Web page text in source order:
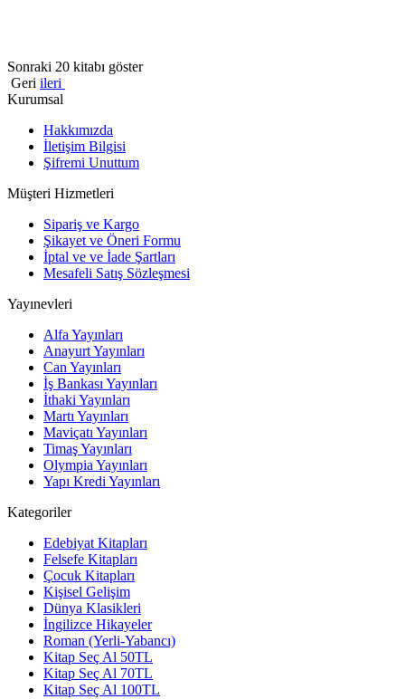
Sonraki 20 kitabı göster
Geri ileri
Kurumsal
Hakkımızda
İletişim Bilgisi
Şifremi Unuttum
Müşteri Hizmetleri
Sipariş ve Kargo
Şikayet ve Öneri Formu
İptal ve ve İade Şartları
Mesafeli Satış Sözleşmesi
Yayınevleri
Alfa Yayınları
Anayurt Yayınları
Can Yayınları
İş Bankası Yayınları
İthaki Yayınları
Martı Yayınları
Maviçatı Yayınları
Timaş Yayınları
Olympia Yayınları
Yapı Kredi Yayınları
Kategoriler
Edebiyat Kitapları
Felsefe Kitapları
Çocuk Kitapları
Kişisel Gelişim
Dünya Klasikleri
İngilizce Hikayeler
Roman (Yerli-Yabancı)
Kitap Seç Al 50TL
Kitap Seç Al 70TL
Kitap Seç Al 100TL